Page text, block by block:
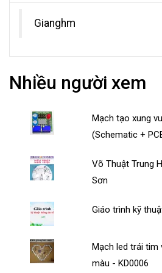
Gianghm
Nhiều người xem
Mạch tạo xung
(Schematic +
Võ Thuật Trung
Sơn
Giáo trình kỹ
Mạch led trái tim
màu - KD0006